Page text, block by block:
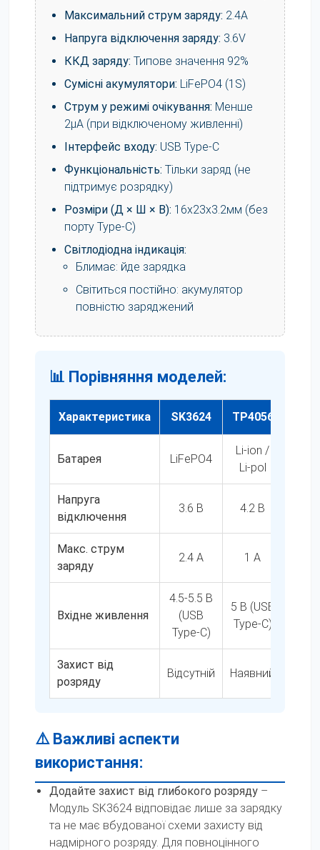
Максимальний струм заряду: 2.4A
Напруга відключення заряду: 3.6V
ККД заряду: Типове значення 92%
Сумісні акумулятори: LiFePO4 (1S)
Струм у режимі очікування: Менше
2µA (при відключеному живленні)
Інтерфейс входу: USB Type-C
Функціональність: Тільки заряд (не
підтримує розрядку)
Розміри (Д × Ш × В): 16х23х3.2мм (без
порту Type-C)
Світлодіодна індикація:
Блимає: йде зарядка
Світиться постійно: акумулятор
повністю заряджений
📊 Порівняння моделей:
Характеристика SK3624 TP4056
Батарея LiFePO4
Li-ion /
Li-pol
Напруга
відключення
3.6 В 4.2 В
Макс. струм
заряду
2.4 A 1 A
Вхідне живлення
4.5-5.5 В
(USB
Type-C)
5 В (USB
Type-C)
Захист від
розряду
Відсутній Наявний
⚠️ Важливі аспекти
використання:
Додайте захист від глибокого розряду –
Модуль SK3624 відповідає лише за зарядку
та не має вбудованої схеми захисту від
надмірного розряду. Для повноцінного